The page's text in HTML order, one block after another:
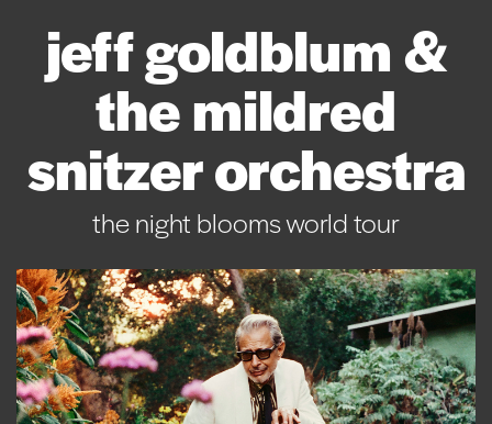
jeff goldblum &
the mildred
snitzer orchestra
the night blooms world tour